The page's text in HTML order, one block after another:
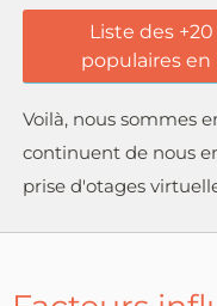
Liste des
populaires en
Voilà, nous sommes
continuent de nous
prise d'otages